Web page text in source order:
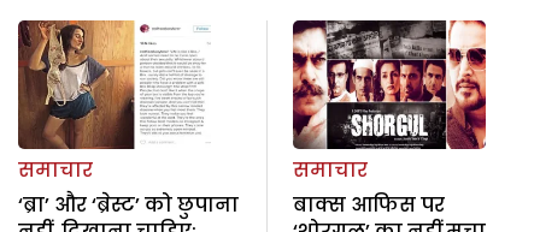
समाचार
‘ब्रा’ और ‘ब्रेस्ट’ को छुपाना
समाचार
बाक्स आफिस पर